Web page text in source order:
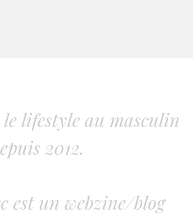
le lifestyle au masculin
2012.
est un webzine/blog